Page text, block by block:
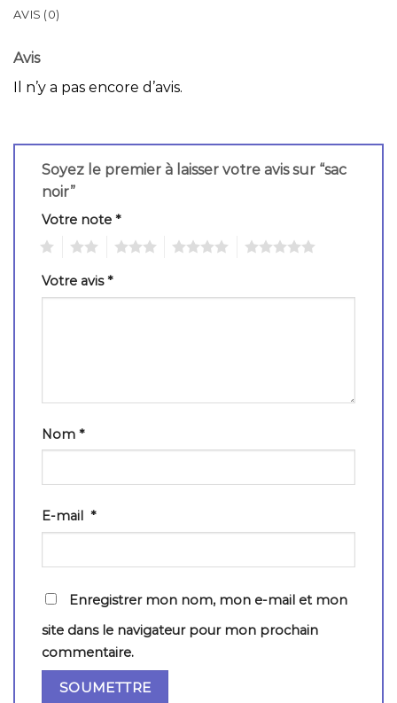
AVIS (0)
Avis
Il n’y a pas encore d’avis.
Soyez le premier à laisser votre avis sur “sac
noir”
Votre note *
Votre avis*
Nom *
E-mail *
Enregistrer mon nom, mon e-mail et mon
site dans le navigateur pour mon prochain
commentaire.